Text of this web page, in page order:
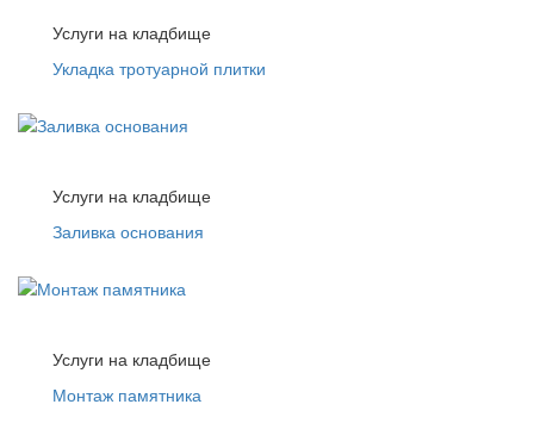
Услуги на кладбище
Укладка тротуарной плитки
Услуги на кладбище
Заливка основания
Услуги на кладбище
Монтаж памятника